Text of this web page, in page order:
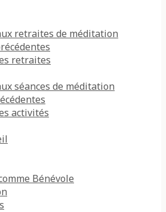
retraites de méditation
retraites
séances de méditation
activités
Bénévole